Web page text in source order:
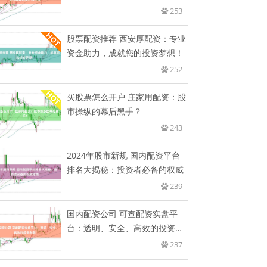
253
股票配资推荐 西安厚配资：专业
资金助力，成就您的投资梦想！
252
买股票怎么开户 庄家用配资：股
市操纵的幕后黑手？
243
2024年股市新规 国内配资平台
排名大揭秘：投资者必备的权威
239
国内配资公司 可查配资实盘平
台：透明、安全、高效的投资利
237